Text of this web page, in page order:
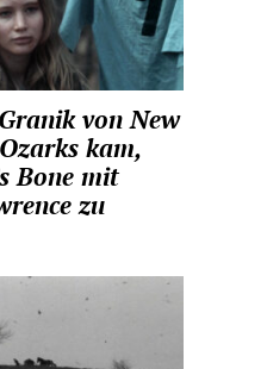
von New
kam,
Bone mit
zu